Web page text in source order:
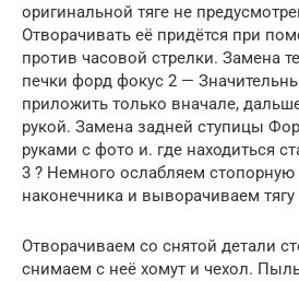
оригинальной тяге не
Отворачивать её придётся при
против часовой стрелки. Замена
печки форд фокус 2 —
приложить только вначале,
рукой. Замена задней ступицы
руками с фото и. где находиться
3 ? Немного ослабляем стопорную
наконечника и выворачиваем тягу
Отворачиваем со снятой детали
снимаем с неё хомут и чехол.